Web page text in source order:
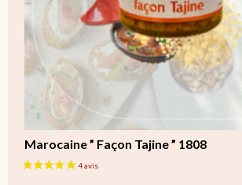
Marocaine ” Façon Tajine ” 1808